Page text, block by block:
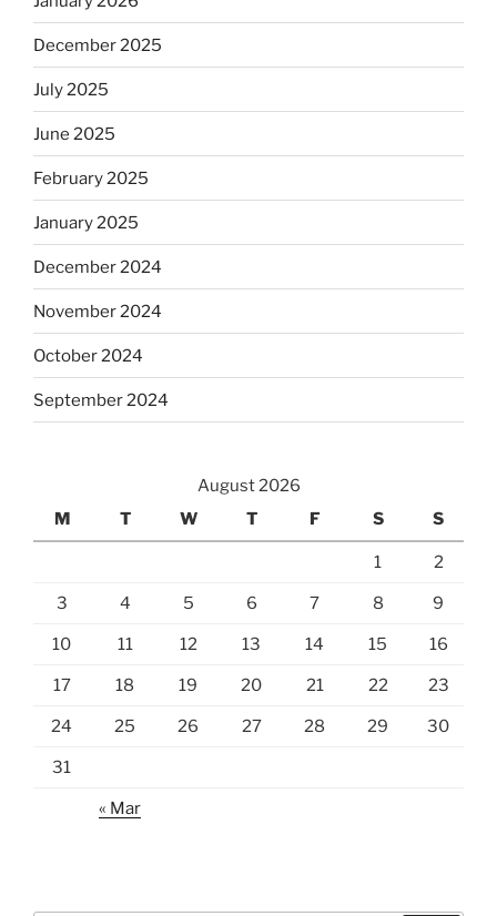
December 2025
July 2025
June 2025
February 2025
January 2025
December 2024
November 2024
October 2024
September 2024
August 2026
M
T W T F S S
1 2
3 4 5 6 7 8 9
10 11 12 13 14 15 16
17 18 19 20 21 22 23
24 25 26 27 28 29 30
31
« Mar